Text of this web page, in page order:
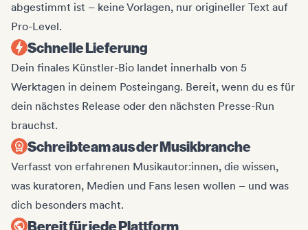
abgestimmt ist – keine Vorlagen, nur origineller Text auf
Pro-Level.
Schnelle Lieferung
Dein finales Künstler-Bio landet innerhalb von 5
Werktagen in deinem Posteingang. Bereit, wenn du es für
dein nächstes Release oder den nächsten Presse-Run
brauchst.
Schreibteam aus der Musikbranche
Verfasst von erfahrenen Musikautor:innen, die wissen,
was kuratoren, Medien und Fans lesen wollen – und was
dich besonders macht.
Bereit für jede Plattform